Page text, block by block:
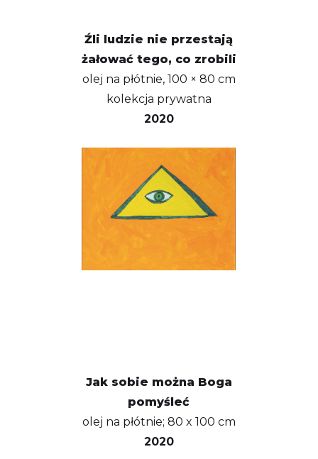
Źli ludzie nie przestają
żałować tego, co zrobili
olej na płótnie, 100 × 80 cm
kolekcja prywatna
2020
Jak sobie można Boga
pomyśleć
olej na płótnie; 80 x 100 cm
2020